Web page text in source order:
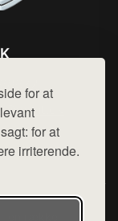
for at
for at
irriterende.
privatlivspolitik
en række